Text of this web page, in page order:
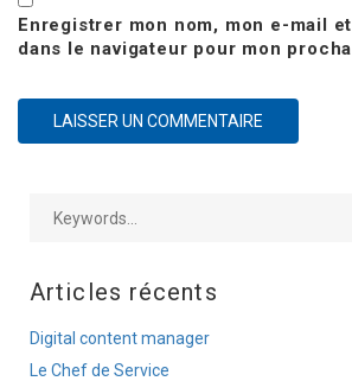
Enregistrer mon nom, mon e-mail
dans le navigateur pour mon
Articles récents
Digital content manager
Le Chef de Service